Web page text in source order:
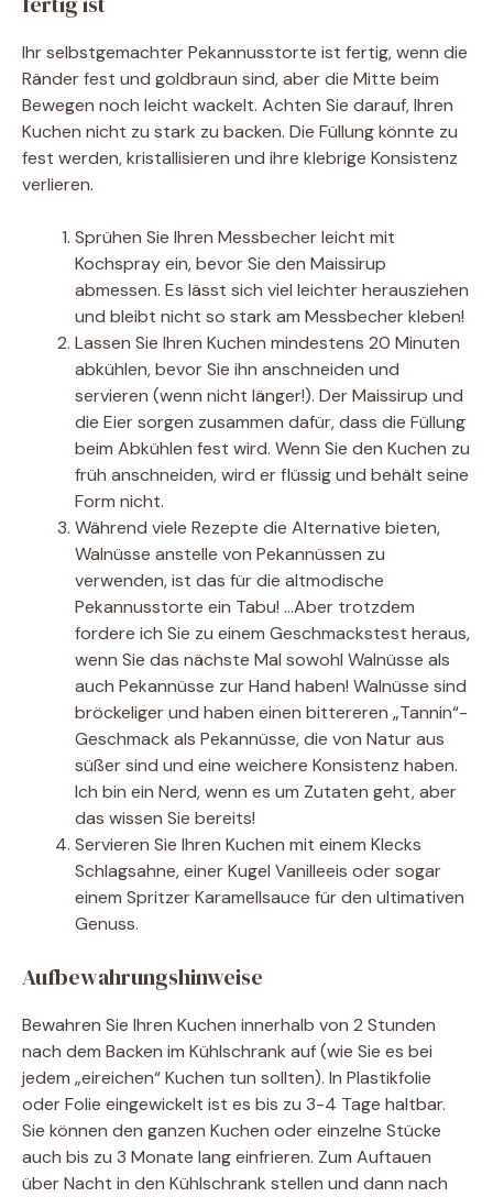
Ihr selbstgemachter Pekannusstorte ist fertig, wenn die
Ränder fest und goldbraun sind, aber die Mitte beim
Bewegen noch leicht wackelt. Achten Sie darauf, Ihren
Kuchen nicht zu stark zu backen. Die Füllung könnte zu
fest werden, kristallisieren und ihre klebrige Konsistenz
verlieren.
Sprühen Sie Ihren Messbecher leicht mit
Kochspray ein, bevor Sie den Maissirup
abmessen. Es lässt sich viel leichter herausziehen
und bleibt nicht so stark am Messbecher kleben!
Lassen Sie Ihren Kuchen mindestens 20 Minuten
abkühlen, bevor Sie ihn anschneiden und
servieren (wenn nicht länger!). Der Maissirup und
die Eier sorgen zusammen dafür, dass die Füllung
beim Abkühlen fest wird. Wenn Sie den Kuchen zu
früh anschneiden, wird er flüssig und behält seine
Form nicht.
Während viele Rezepte die Alternative bieten,
Walnüsse anstelle von Pekannüssen zu
verwenden, ist das für die altmodische
Pekannusstorte ein Tabu! …Aber trotzdem
fordere ich Sie zu einem Geschmackstest heraus,
wenn Sie das nächste Mal sowohl Walnüsse als
auch Pekannüsse zur Hand haben! Walnüsse sind
bröckeliger und haben einen bittereren „Tannin“-
Geschmack als Pekannüsse, die von Natur aus
süßer sind und eine weichere Konsistenz haben.
Ich bin ein Nerd, wenn es um Zutaten geht, aber
das wissen Sie bereits!
Servieren Sie Ihren Kuchen mit einem Klecks
Schlagsahne, einer Kugel Vanilleeis oder sogar
einem Spritzer Karamellsauce für den ultimativen
Genuss.
Aufbewahrungshinweise
Bewahren Sie Ihren Kuchen innerhalb von 2 Stunden
nach dem Backen im Kühlschrank auf (wie Sie es bei
jedem „eireichen“ Kuchen tun sollten). In Plastikfolie
oder Folie eingewickelt ist es bis zu 3-4 Tage haltbar.
Sie können den ganzen Kuchen oder einzelne Stücke
auch bis zu 3 Monate lang einfrieren. Zum Auftauen
über Nacht in den Kühlschrank stellen und dann nach